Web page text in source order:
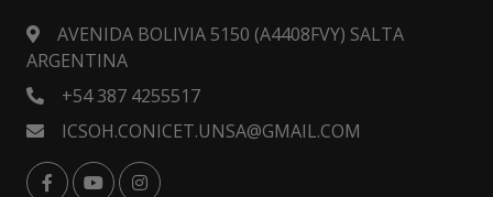
AVENIDA BOLIVIA 5150 (A4408FVY) SALTA
ARGENTINA
+54 387 4255517
ICSOH.CONICET.UNSA@GMAIL.COM